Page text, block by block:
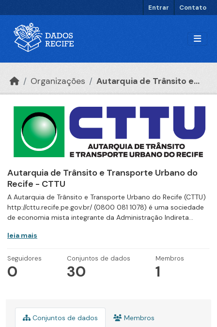
Entrar Contato
Organizações Autarquia de Trânsito e...
Autarquia de Trânsito e Transporte Urbano do
Recife - CTTU
A Autarquia de Trânsito e Transporte Urbano do Recife (CTTU)
http://cttu.recife.pe.gov.br/ (0800 081 1078) é uma sociedade
de economia mista integrante da Administração Indireta...
leia mais
Seguidores
0
Conjuntos de dados
30
Membros
1
Conjuntos de dados Membros